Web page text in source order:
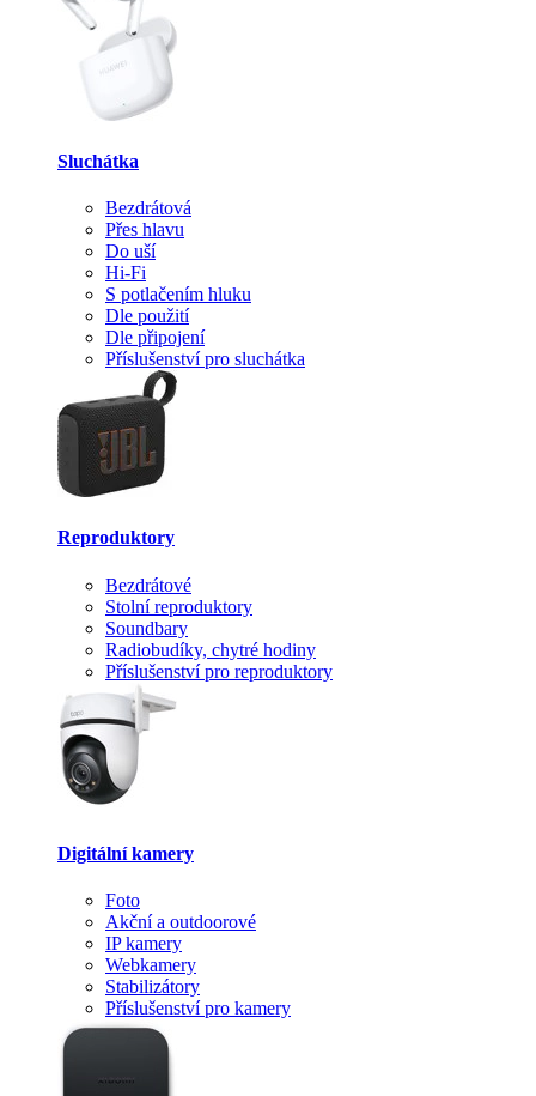
Sluchátka
Bezdrátová
Přes hlavu
Do uší
Hi-Fi
S potlačením hluku
Dle použití
Dle připojení
Příslušenství pro sluchátka
Reproduktory
Bezdrátové
Stolní reproduktory
Soundbary
Radiobudíky, chytré hodiny
Příslušenství pro reproduktory
Digitální kamery
Foto
Akční a outdoorové
IP kamery
Webkamery
Stabilizátory
Příslušenství pro kamery